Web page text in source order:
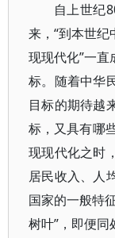
自上世纪
来，“到本世
现现代化”一
标。随着中华
目标的期待越
标，又具有哪
现现代化之时
居民收入、人
国家的一般特
树叶”，即便